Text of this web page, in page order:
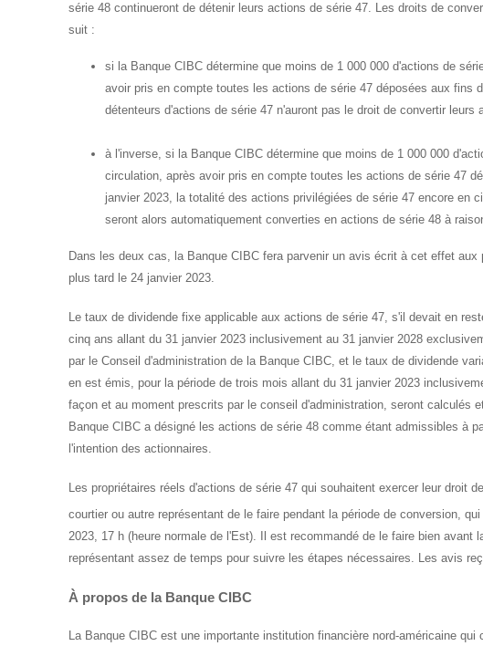
série 48 continueront de détenir leurs actions de série 47. Les droits de
suit :
si la Banque CIBC détermine que moins de 1 000 000 d'actions de
avoir pris en compte toutes les actions de série 47 déposées aux fins
détenteurs d'actions de série 47 n'auront pas le droit de convertir leurs
à l'inverse, si la Banque CIBC détermine que moins de 1 000 000
circulation, après avoir pris en compte toutes les actions de série 47
janvier 2023, la totalité des actions privilégiées de série 47 encore en
seront alors automatiquement converties en actions de série 48 à
Dans les deux cas, la Banque CIBC fera parvenir un avis écrit à cet effet
plus tard le 24 janvier 2023.
Le taux de dividende fixe applicable aux actions de série 47, s'il devait en
cinq ans allant du 31 janvier 2023 inclusivement au 31 janvier 2028
par le Conseil d'administration de la Banque CIBC, et le taux de dividende
en est émis, pour la période de trois mois allant du 31 janvier 2023
façon et au moment prescrits par le conseil d'administration, seront calculés
Banque CIBC a désigné les actions de série 48 comme étant admissibles à
l'intention des actionnaires.
Les propriétaires réels d'actions de série 47 qui souhaitent exercer leur droit
courtier ou autre représentant de le faire pendant la période de conversion,
2023, 17 h (heure normale de l'Est). Il est recommandé de le faire bien avant
représentant assez de temps pour suivre les étapes nécessaires. Les avis
À propos de la Banque CIBC
La Banque CIBC est une importante institution financière nord-américaine